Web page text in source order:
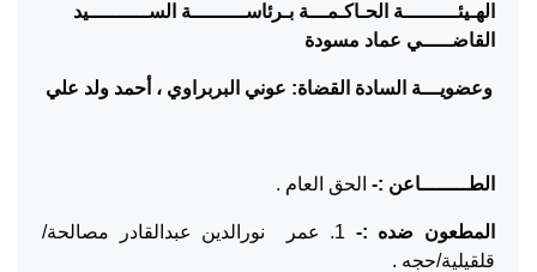
الهـيئـــــــــة الحـاكـمـــة بـرئاســـــــــة الســــــــــيد
القاضـــــي عماد مسودة
وعضويـــة السادة القضاة: عوني البربراوي ، أحمد ولد علي
الطــــــــاعن :- الحق العام .
المطعون ضده :-
1. عمر نورالدين عبدالقادر مصالحة/
قلقيلية/حجه .